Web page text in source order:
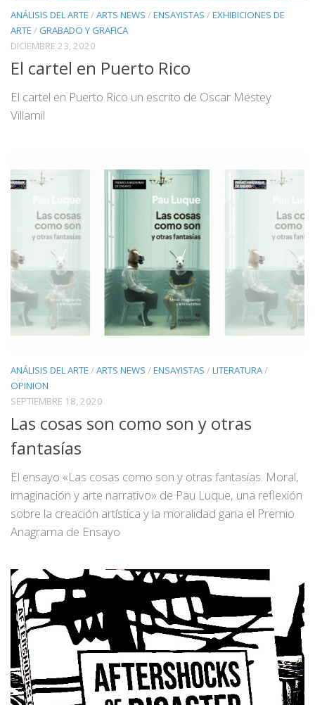
ANÁLISIS DEL ARTE /ARTS NEWS /ENSAYISTAS /EXHIBICIONES DE
ARTE / GRABADO Y GRAFICA
DICIEMBRE 23, 2020
El cartel en Puerto Rico
El cartel en Puerto Rico un escrito de Oscar Mestey
Villamil
ANÁLISIS DEL ARTE /ARTS NEWS /ENSAYISTAS /LITERATURA/
OPINION
SEPTIEMBRE 18, 2020
Las cosas son como son y otras
fantasías
El ensayo «Las cosas como son y otras fantasías. Moral,
imaginación y arte narrativo» de Pau Luque, una reflexión
sobre la creación artística y la moralidad gana el Premio
Anagrama de Ensayo